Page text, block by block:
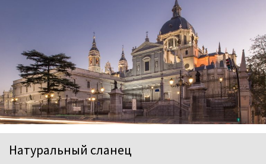
Натуральный сланец